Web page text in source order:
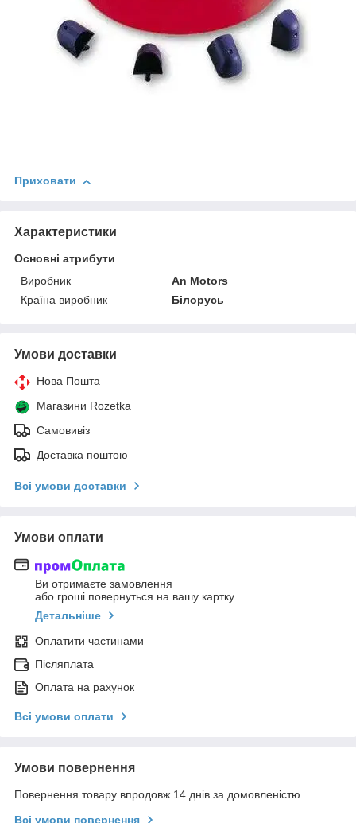
Приховати
Характеристики
Основні атрибути
Виробник
An Motors
Країна виробник
Білорусь
Умови доставки
Нова Пошта
Магазини Rozetka
Самовивіз
Доставка поштою
Всі умови доставки
Умови оплати
Ви отримаєте замовлення
або гроші повернуться на вашу картку
Детальніше
Оплатити частинами
Післяплата
Оплата на рахунок
Всі умови оплати
Умови повернення
Повернення товару впродовж 14 днів за домовленістю
Всі умови повернення